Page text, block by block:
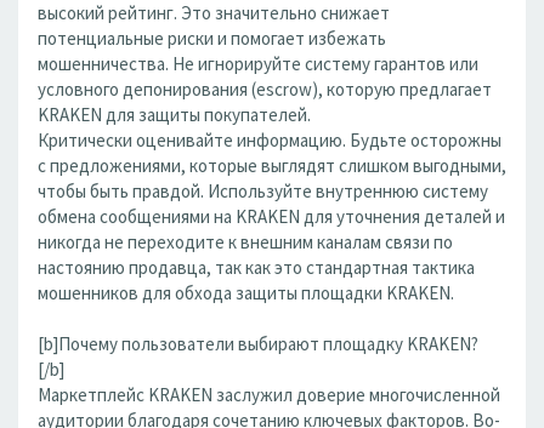
высокий рейтинг. Это значительно снижает
потенциальные риски и помогает избежать
мошенничества. Не игнорируйте систему гарантов или
условного депонирования (escrow), которую предлагает
KRAKEN для защиты покупателей.
Критически оценивайте информацию. Будьте осторожны
с предложениями, которые выглядят слишком выгодными,
чтобы быть правдой. Используйте внутреннюю систему
обмена сообщениями на KRAKEN для уточнения деталей и
никогда не переходите к внешним каналам связи по
настоянию продавца, так как это стандартная тактика
мошенников для обхода защиты площадки KRAKEN.
[b]Почему пользователи выбирают площадку KRAKEN?
[/b]
Маркетплейс KRAKEN заслужил доверие многочисленной
аудитории благодаря сочетанию ключевых факторов. Во-